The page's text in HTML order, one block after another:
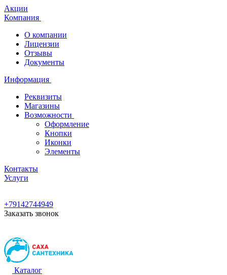
Акции
Компания
О компании
Лицензии
Отзывы
Документы
Информация
Реквизиты
Магазины
Возможности
Оформление
Кнопки
Иконки
Элементы
Контакты
Услуги
+79142744949
Заказать звонок
Каталог